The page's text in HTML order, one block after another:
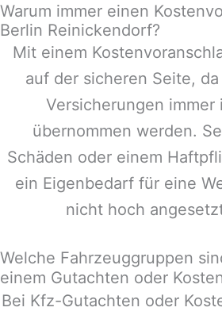
Warum immer einen
Berlin Reinickendorf?
Mit einem
auf der sicheren Seite,
Versicherungen immer
übernommen werden.
Schäden oder einem
ein Eigenbedarf für eine
nicht hoch
Welche Fahrzeuggruppen
einem Gutachten oder
Bei Kfz-Gutachten oder